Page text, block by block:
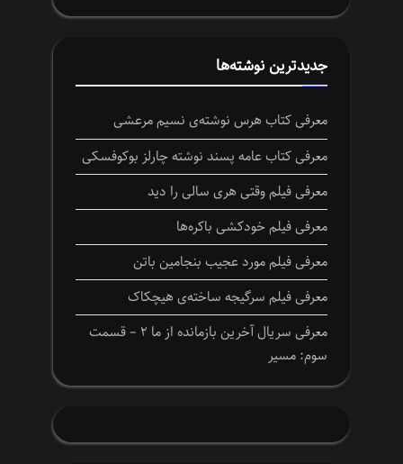
جدیدترین نوشته‌ها
معرفی کتاب هرس نوشته‌ی نسیم مرعشی
معرفی کتاب عامه پسند نوشته چارلز بوکوفسکی
معرفی فیلم وقتی هری سالی را دید
معرفی فیلم خودکشی باکره‌ها
معرفی فیلم مورد عجیب بنجامین باتن
معرفی فیلم سرگیجه ساخته‌ی هیچکاک
معرفی سریال آخرین بازمانده از ما ۲ – قسمت
سوم: مسیر